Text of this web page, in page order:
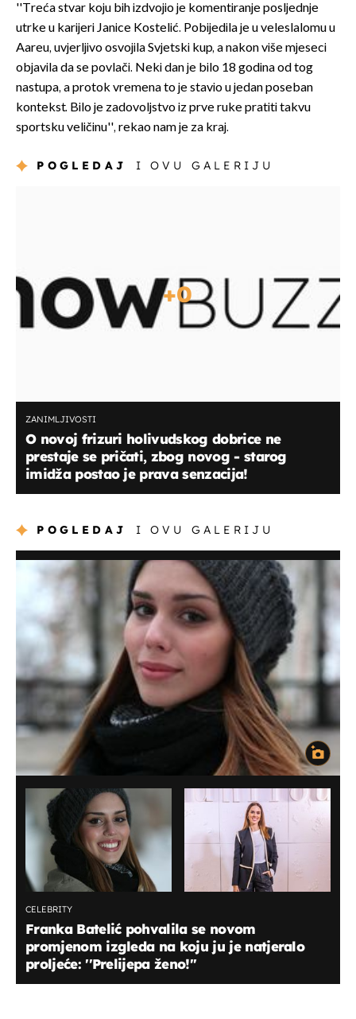
''Treća stvar koju bih izdvojio je komentiranje posljednje
utrke u karijeri Janice Kostelić. Pobijedila je u veleslalomu u
Aareu, uvjerljivo osvojila Svjetski kup, a nakon više mjeseci
objavila da se povlači. Neki dan je bilo 18 godina od tog
nastupa, a protok vremena to je stavio u jedan poseban
kontekst. Bilo je zadovoljstvo iz prve ruke pratiti takvu
sportsku veličinu'', rekao nam je za kraj.
POGLEDAJ I OVU GALERIJU
+0
ZANIMLJIVOSTI
O novoj frizuri holivudskog dobrice ne
prestaje se pričati, zbog novog - starog
imidža postao je prava senzacija!
POGLEDAJ I OVU GALERIJU
CELEBRITY
Franka Batelić pohvalila se novom
promjenom izgleda na koju ju je natjeralo
proljeće: ''Prelijepa ženo!''